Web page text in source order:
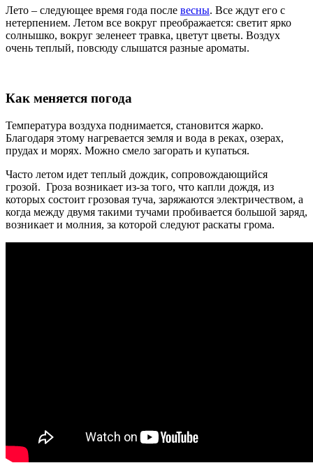
Лето – следующее время года после весны. Все ждут его с
нетерпением. Летом все вокруг преображается: светит ярко
солнышко, вокруг зеленеет травка, цветут цветы. Воздух
очень теплый, повсюду слышатся разные ароматы.
Как меняется погода
Температура воздуха поднимается, становится жарко.
Благодаря этому нагревается земля и вода в реках, озерах,
прудах и морях. Можно смело загорать и купаться.
Часто летом идет теплый дождик, сопровождающийся
грозой. Гроза возникает из-за того, что капли дождя, из
которых состоит грозовая туча, заряжаются электричеством, а
когда между двумя такими тучами пробивается большой заряд,
возникает и молния, за которой следуют раскаты грома.